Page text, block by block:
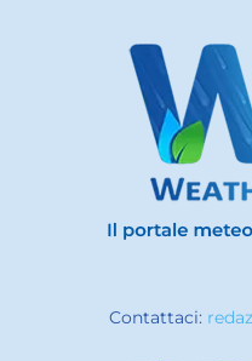
Contattaci: